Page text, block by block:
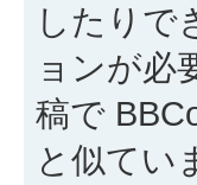
したりで
ョンが必
稿で
と似てい